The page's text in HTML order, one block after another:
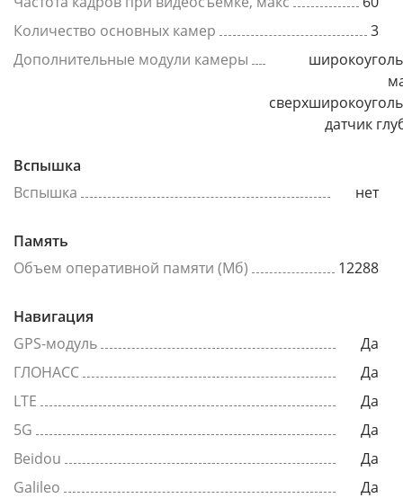
Количество основных камер
3
Дополнительные модули камеры
датчик
Вспышка
Вспышка
нет
Память
Объем оперативной памяти (Мб)
12288
Навигация
GPS-модуль
Да
ГЛОНАСС
Да
LTE
Да
5G
Да
Beidou
Да
Galileo
Да